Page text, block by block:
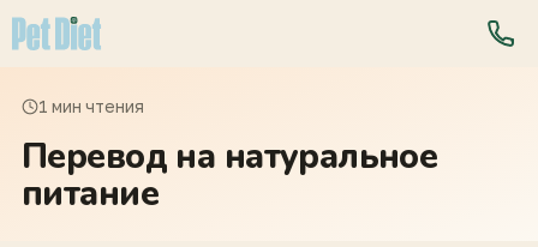
1 мин чтения
Перевод на натуральное
питание